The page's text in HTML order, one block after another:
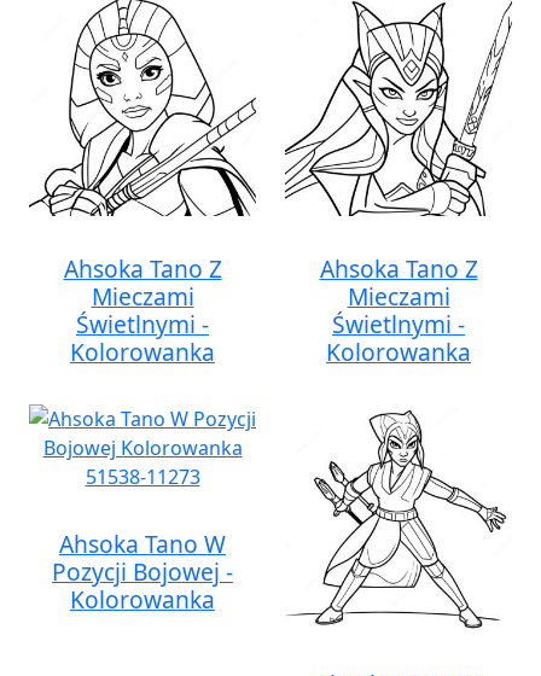
Ahsoka Tano Z
Mieczami
Świetlnymi -
Kolorowanka
Ahsoka Tano Z
Mieczami
Świetlnymi -
Kolorowanka
Ahsoka Tano W
Pozycji Bojowej -
Kolorowanka